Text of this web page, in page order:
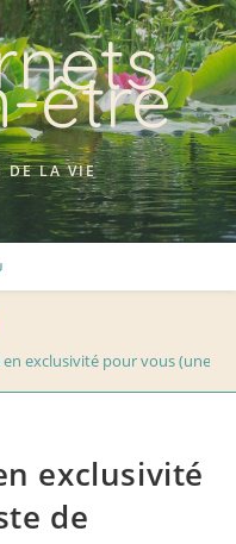
être
DE LA VIE
exclusivité pour vous (une
exclusivité
de